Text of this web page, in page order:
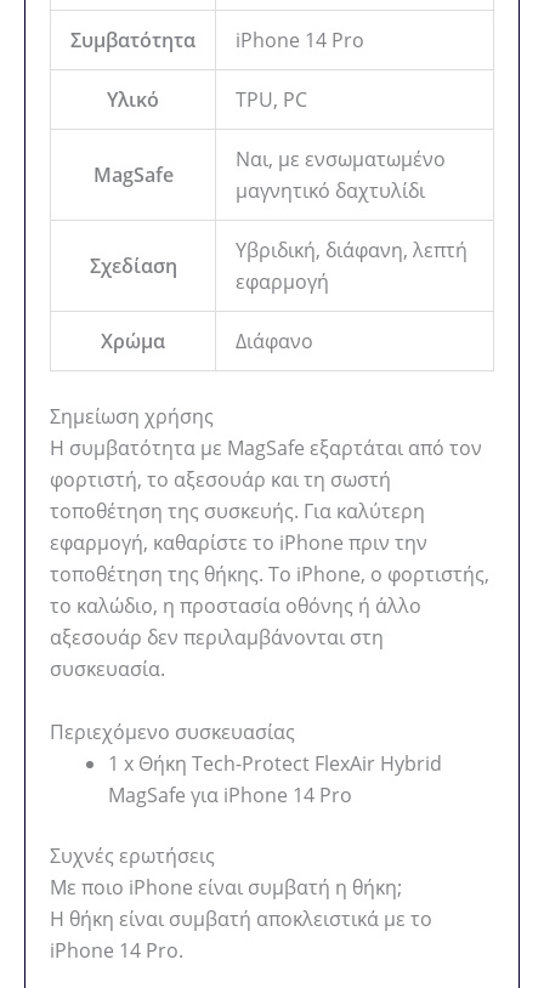
Συμβατότητα iPhone 14 Pro
Υλικό TPU, PC
MagSafe
Ναι, με ενσωματωμένο
μαγνητικό δαχτυλίδι
Σχεδίαση
Υβριδική, διάφανη, λεπτή
εφαρμογή
Χρώμα Διάφανο
Σημείωση χρήσης
Η συμβατότητα με MagSafe εξαρτάται από τον
φορτιστή, το αξεσουάρ και τη σωστή
τοποθέτηση της συσκευής. Για καλύτερη
εφαρμογή, καθαρίστε το iPhone πριν την
τοποθέτηση της θήκης. Το iPhone, ο φορτιστής,
το καλώδιο, η προστασία οθόνης ή άλλο
αξεσουάρ δεν περιλαμβάνονται στη
συσκευασία.
Περιεχόμενο συσκευασίας
1 x Θήκη Tech-Protect FlexAir Hybrid
MagSafe για iPhone 14 Pro
Συχνές ερωτήσεις
Με ποιο iPhone είναι συμβατή η θήκη;
Η θήκη είναι συμβατή αποκλειστικά με το
iPhone 14 Pro.